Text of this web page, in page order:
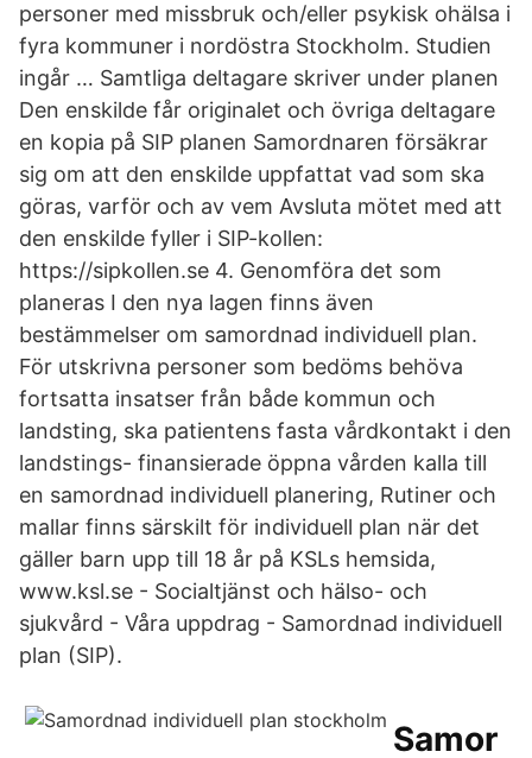
personer med missbruk och/eller psykisk ohälsa i
fyra kommuner i nordöstra Stockholm. Studien
ingår … Samtliga deltagare skriver under planen
Den enskilde får originalet och övriga deltagare
en kopia på SIP planen Samordnaren försäkrar
sig om att den enskilde uppfattat vad som ska
göras, varför och av vem Avsluta mötet med att
den enskilde fyller i SIP-kollen:
https://sipkollen.se 4. Genomföra det som
planeras I den nya lagen finns även
bestämmelser om samordnad individuell plan.
För utskrivna personer som bedöms behöva
fortsatta insatser från både kommun och
landsting, ska patientens fasta vårdkontakt i den
landstings- finansierade öppna vården kalla till
en samordnad individuell planering, Rutiner och
mallar finns särskilt för individuell plan när det
gäller barn upp till 18 år på KSLs hemsida,
www.ksl.se - Socialtjänst och hälso- och
sjukvård - Våra uppdrag - Samordnad individuell
plan (SIP).
Samor